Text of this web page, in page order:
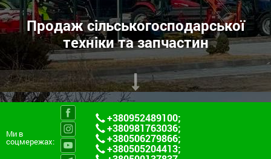
Продаж сільськогосподарської
техніки та запчастин
Ми в
соцмережах:
+380952489100;
+380981763036;
+380506279866;
+380505204413;